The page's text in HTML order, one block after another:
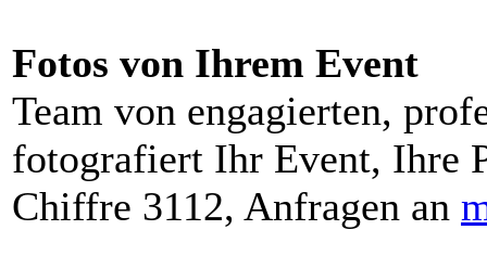
Fotos von Ihrem Event
Team von engagierten,
fotografiert Ihr Event, Ihre
Chiffre 3112, Anfragen an